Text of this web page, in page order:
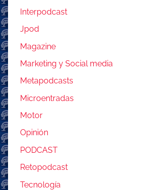
Interpodcast
Jpod
Magazine
Marketing y Social media
Metapodcasts
Microentradas
Motor
Opinión
PODCAST
Retopodcast
Tecnología